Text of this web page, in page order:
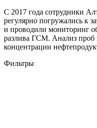
С 2017 года сотрудники
регулярно погружались к
и проводили мониторинг
разлива ГСМ. Анализ проб
концентрации
Фильтры